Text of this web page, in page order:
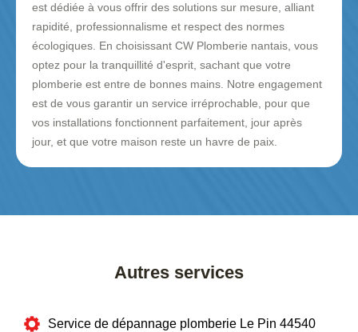
est dédiée à vous offrir des solutions sur mesure, alliant
rapidité, professionnalisme et respect des normes
écologiques. En choisissant CW Plomberie nantais, vous
optez pour la tranquillité d'esprit, sachant que votre
plomberie est entre de bonnes mains. Notre engagement
est de vous garantir un service irréprochable, pour que
vos installations fonctionnent parfaitement, jour après
jour, et que votre maison reste un havre de paix.
Autres services
Service de dépannage plomberie Le Pin 44540